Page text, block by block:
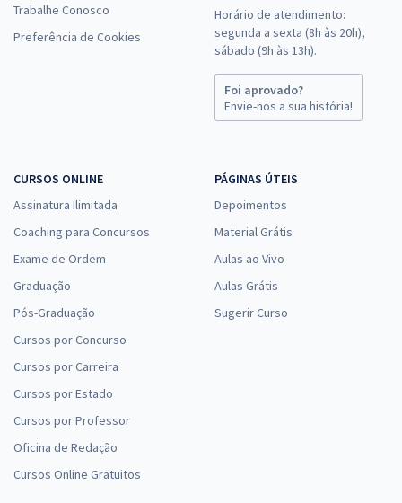
Trabalhe Conosco
Preferência de Cookies
Horário de atendimento:
segunda a sexta (8h às 20h),
sábado (9h às 13h).
Foi aprovado?
Envie-nos a sua história!
CURSOS ONLINE
Assinatura Ilimitada
Coaching para Concursos
Exame de Ordem
Graduação
Pós-Graduação
Cursos por Concurso
Cursos por Carreira
Cursos por Estado
Cursos por Professor
Oficina de Redação
Cursos Online Gratuitos
PÁGINAS ÚTEIS
Depoimentos
Material Grátis
Aulas ao Vivo
Aulas Grátis
Sugerir Curso